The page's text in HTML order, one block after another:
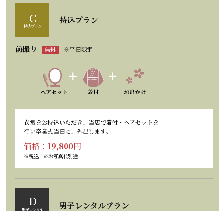
C
持込プラン
持込プラン
前撮り 無料 ※平日限定
衣裳をお持込いただき、当店で着付・ヘアセットを
行い卒業式当日に、外出します。
価格： 19,800円
※税込 ※お写真代別途
D
男子レンタル 男子レンタルプラン